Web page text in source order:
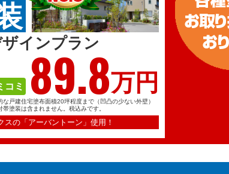
インプラン
コミ 89.8万円
な戸建住宅塗布面積20坪程度まで（凹凸の少ない外壁）
塗装は含まれません。税込みです。
スの「アーバントーン」使用！